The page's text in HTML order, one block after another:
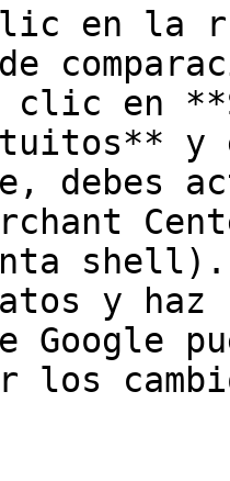
en la
clic en
y
debes
y
Google
los